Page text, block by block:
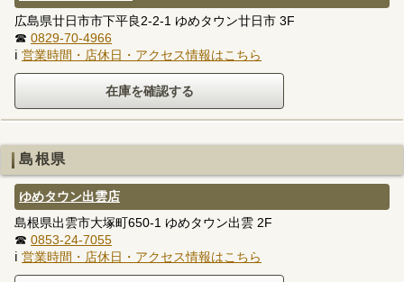
広島県廿日市市下平良2-2-1 ゆめタウン廿日市 3F
☎ 0829-70-4966
ℹ 営業時間・店休日・アクセス情報はこちら
島根県
ゆめタウン出雲店
島根県出雲市大塚町650-1 ゆめタウン出雲 2F
☎ 0853-24-7055
ℹ 営業時間・店休日・アクセス情報はこちら